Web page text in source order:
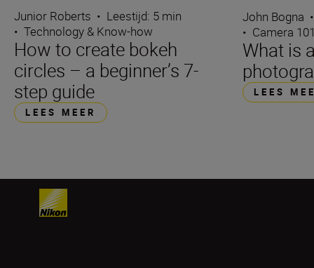
Junior Roberts • Leestijd: 5 min
• Technology & Know-how
How to create bokeh
circles – a beginner’s 7-
step guide
LEES MEER
John Bogna •
• Camera
What is
LEES